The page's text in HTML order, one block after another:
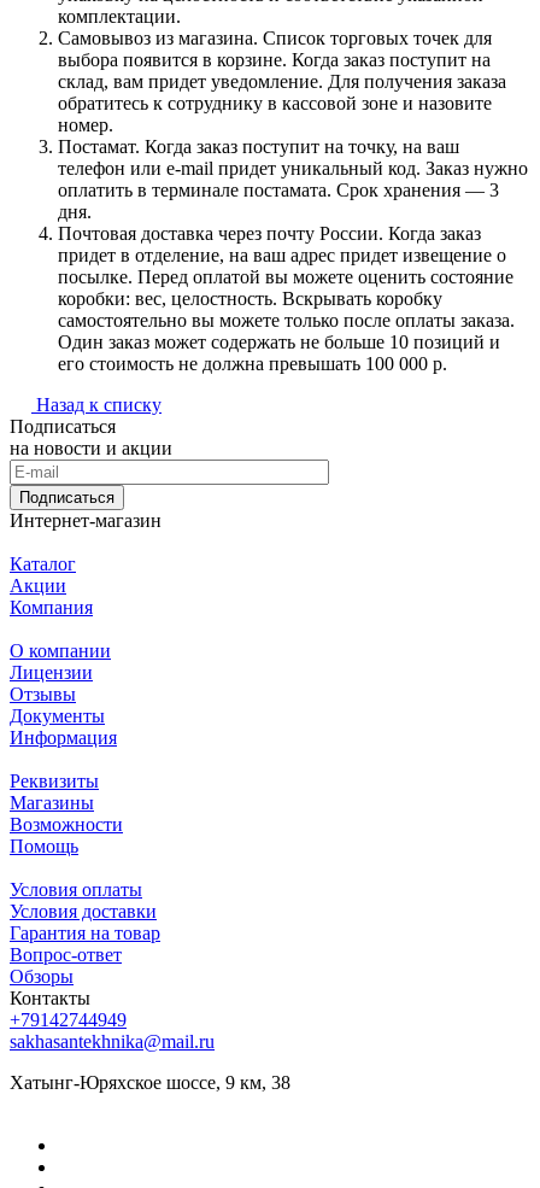
комплектации.
Самовывоз из магазина. Список торговых точек для
выбора появится в корзине. Когда заказ поступит на
склад, вам придет уведомление. Для получения заказа
обратитесь к сотруднику в кассовой зоне и назовите
номер.
Постамат. Когда заказ поступит на точку, на ваш
телефон или e-mail придет уникальный код. Заказ нужно
оплатить в терминале постамата. Срок хранения — 3
дня.
Почтовая доставка через почту России. Когда заказ
придет в отделение, на ваш адрес придет извещение о
посылке. Перед оплатой вы можете оценить состояние
коробки: вес, целостность. Вскрывать коробку
самостоятельно вы можете только после оплаты заказа.
Один заказ может содержать не больше 10 позиций и
его стоимость не должна превышать 100 000 р.
Назад к списку
Подписаться
на новости и акции
Подписаться
Интернет-магазин
Каталог
Акции
Компания
О компании
Лицензии
Отзывы
Документы
Информация
Реквизиты
Магазины
Возможности
Помощь
Условия оплаты
Условия доставки
Гарантия на товар
Вопрос-ответ
Обзоры
Контакты
+79142744949
sakhasantekhnika@mail.ru
Хатынг-Юряхское шоссе, 9 км, 38